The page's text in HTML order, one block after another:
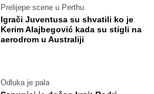
Prelijepe scene u Perthu
Igrači Juventusa su shvatili ko je
Kerim Alajbegović kada su stigli na
aerodrom u Australiji
Odluka je pala